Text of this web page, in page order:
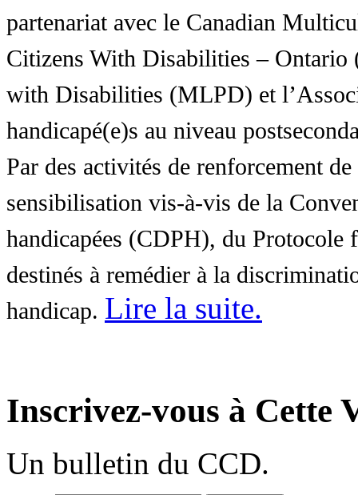
partenariat avec le Canadian
Citizens With Disabilities – Ontario
with Disabilities (MLPD) et
handicapé(e)s au niveau
Par des activités de renforcement
sensibilisation vis-à-vis de la
handicapées (CDPH), du Protocole
destinés à remédier à la
handicap. Lire la suite.
Inscrivez-vous à Cette
Un bulletin du CCD.